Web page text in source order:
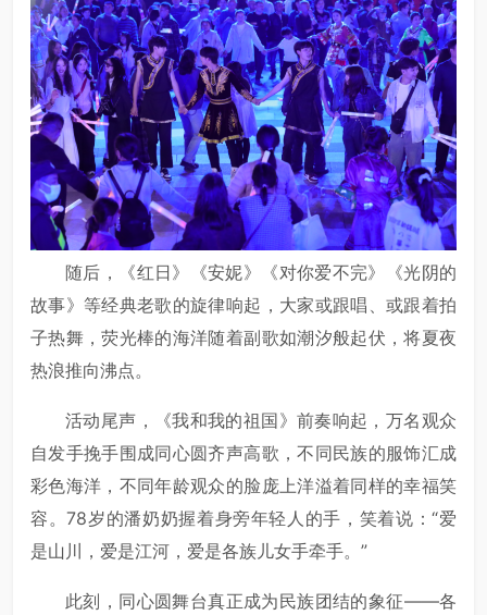
随后，《红日》《安妮》《对你爱不完》《光阴的
故事》等经典老歌的旋律响起，大家或跟唱、或跟着拍
子热舞，荧光棒的海洋随着副歌如潮汐般起伏，将夏夜
热浪推向沸点。
活动尾声，《我和我的祖国》前奏响起，万名观众
自发手挽手围成同心圆齐声高歌，不同民族的服饰汇成
彩色海洋，不同年龄观众的脸庞上洋溢着同样的幸福笑
容。78岁的潘奶奶握着身旁年轻人的手，笑着说：“爱
是山川，爱是江河，爱是各族儿女手牵手。”
此刻，同心圆舞台真正成为民族团结的象征——各